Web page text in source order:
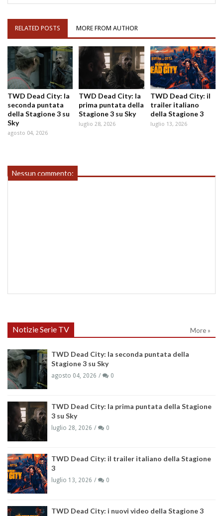
RELATED POSTS MORE FROM AUTHOR
TWD Dead City: la
seconda puntata
della Stagione 3 su
Sky
agosto 04, 2026
TWD Dead City: la
prima puntata della
Stagione 3 su Sky
luglio 28, 2026
TWD Dead City: il
trailer italiano
della Stagione 3
luglio 13, 2026
Nessun commento:
Notizie Serie TV More »
TWD Dead City: la seconda puntata della
Stagione 3 su Sky
agosto 04, 2026 0
TWD Dead City: la prima puntata della Stagione
3 su Sky
luglio 28, 2026 0
TWD Dead City: il trailer italiano della Stagione
3
luglio 13, 2026 0
TWD Dead City: i nuovi video della Stagione 3